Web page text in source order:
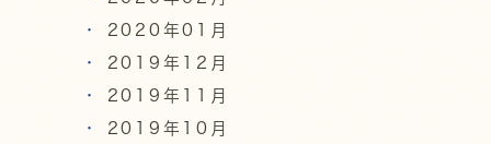
2020年01月
2019年12月
2019年11月
2019年10月